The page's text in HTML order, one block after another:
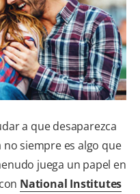
SV (ES)
SUSCRÍBASE
a que desaparezca
siempre es algo que
juega un papel en
National Institutes